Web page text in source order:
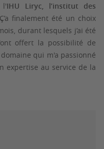
l'IHU Liryc, l’institut des
finalement été un choix
durant lesquels j’ai été
offert la possibilité de
qui m'a passionné
expertise au service de la